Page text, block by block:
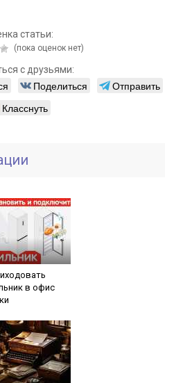
статьи:
(пока оценок нет)
с друзьями:
Поделиться
Отправить
Класснуть
в офис